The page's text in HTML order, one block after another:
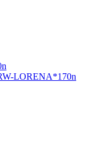
LORENA*170n